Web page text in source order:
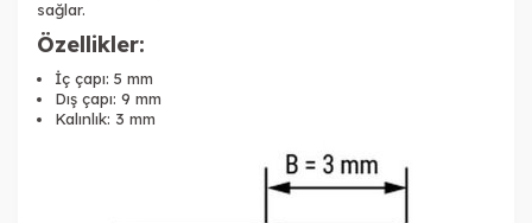
sağlar.
Özellikler:
İç çapı: 5 mm
Dış çapı: 9 mm
Kalınlık: 3 mm